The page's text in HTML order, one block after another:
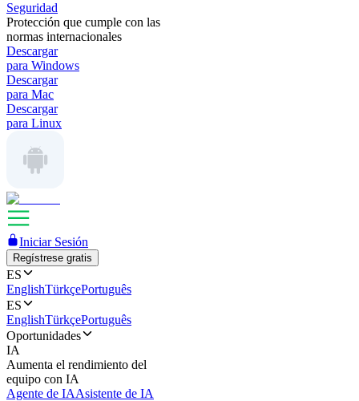
Seguridad
Protección que cumple con las
normas internacionales
Descargar
para Windows
Descargar
para Mac
Descargar
para Linux
Iniciar Sesión
Regístrese gratis
ES
EnglishTürkçePortuguês
ES
EnglishTürkçePortuguês
Oportunidades
IA
Aumenta el rendimiento del
equipo con IA
Agente de IAAsistente de IA